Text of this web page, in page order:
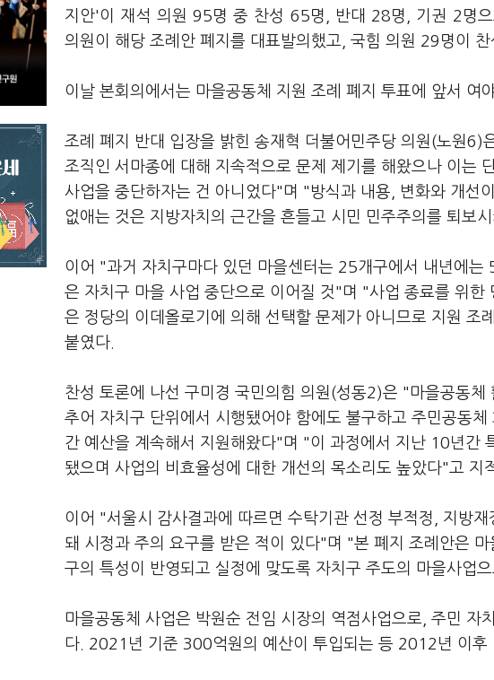
지안'이 재석 의원 95명 중 찬성 65명, 반대 28명, 기권 2명
의원이 해당 조례안 폐지를 대표발의했고, 국힘 의원 29명이 찬
이날 본회의에서는 마을공동체 지원 조례 폐지 투표에 앞서 여
조례 폐지 반대 입장을 밝힌 송재혁 더불어민주당 의원(노원
조직인 서마종에 대해 지속적으로 문제 제기를 해왔으나 이는
사업을 중단하자는 건 아니었다"며 "방식과 내용, 변화와 개선
없애는 것은 지방자치의 근간을 흔들고 시민 민주주의를 퇴보
이어 "과거 자치구마다 있던 마을센터는 25개구에서 내년에
은 자치구 마을 사업 중단으로 이어질 것"며 "사업 종료를 위한
은 정당의 이데올로기에 의해 선택할 문제가 아니므로 지원 조
붙였다.
찬성 토론에 나선 구미경 국민의힘 의원(성동2)은 "마을공동체
추어 자치구 단위에서 시행됐어야 함에도 불구하고 주민공동
간 예산을 계속해서 지원해왔다"며 "이 과정에서 지난 10년간
됐으며 사업의 비효율성에 대한 개선의 목소리도 높았다"고 지
이어 "서울시 감사결과에 따르면 수탁기관 선정 부적정, 지방
돼 시정과 주의 요구를 받은 적이 있다"며 "본 폐지 조례안은
구의 특성이 반영되고 실정에 맞도록 자치구 주도의 마을사업
마을공동체 사업은 박원순 전임 시장의 역점사업으로, 주민
다. 2021년 기준 300억원의 예산이 투입되는 등 2012년 이후